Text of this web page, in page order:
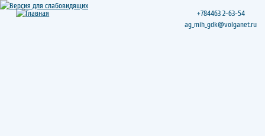
+784463 2-63-54
ag_mih_gdk@volganet.ru